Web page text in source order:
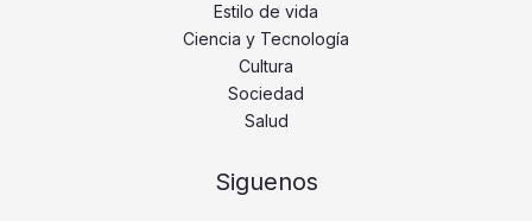
Estilo de vida
Ciencia y Tecnología
Cultura
Sociedad
Salud
Siguenos